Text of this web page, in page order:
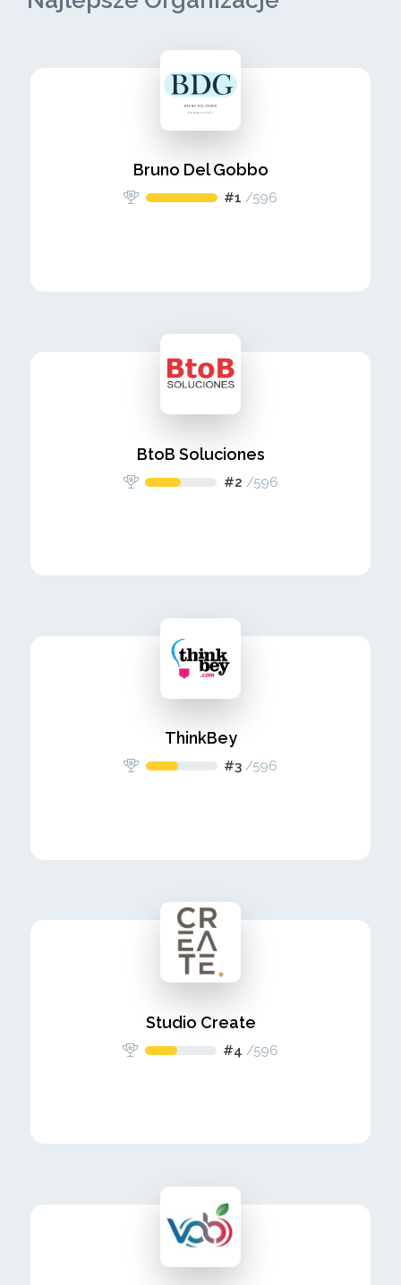
Bruno Del Gobbo
#1 /596
BtoB Soluciones
#2 /596
ThinkBey
#3 /596
Studio Create
#4 /596